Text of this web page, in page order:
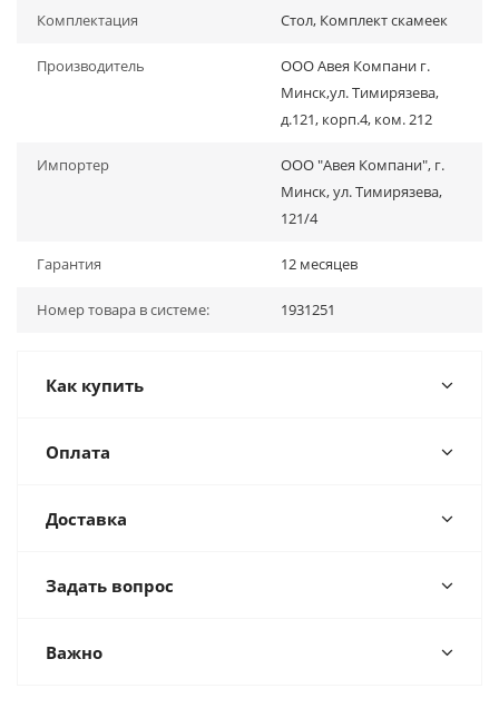
Комплектация Стол, Комплект скамеек
Производитель
ООО Авея Компани г.
Минск,ул. Тимирязева,
д.121, корп.4, ком. 212
Импортер
ООО "Авея Компани", г.
Минск, ул. Тимирязева,
121/4
Гарантия 12 месяцев
Номер товара в системе: 1931251
Как купить
Оплата
Доставка
Задать вопрос
Важно